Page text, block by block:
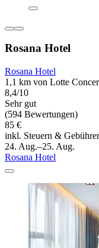
Rosana Hotel
Rosana Hotel
1,1 km von Lotte
8,4/10
Sehr gut
(594 Bewertungen)
85 €
inkl. Steuern &
24. Aug.–25. Aug.
Rosana Hotel